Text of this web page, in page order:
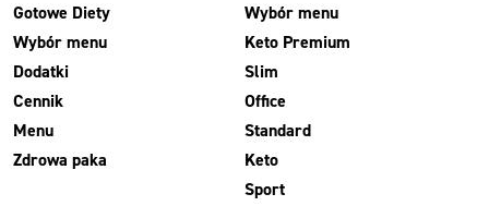
Gotowe Diety
Wybór menu
Dodatki
Cennik
Menu
Zdrowa paka
Wybór menu
Keto Premium
Slim
Office
Standard
Keto
Sport